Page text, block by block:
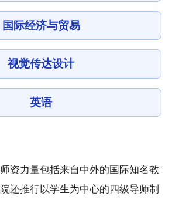
国际经济与贸易
视觉传达设计
英语
资力量包括来自中外的国际知名教
还推行以学生为中心的四级导师制